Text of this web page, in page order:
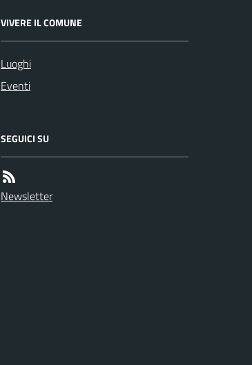
VIVERE IL COMUNE
Luoghi
Eventi
SEGUICI SU
Newsletter